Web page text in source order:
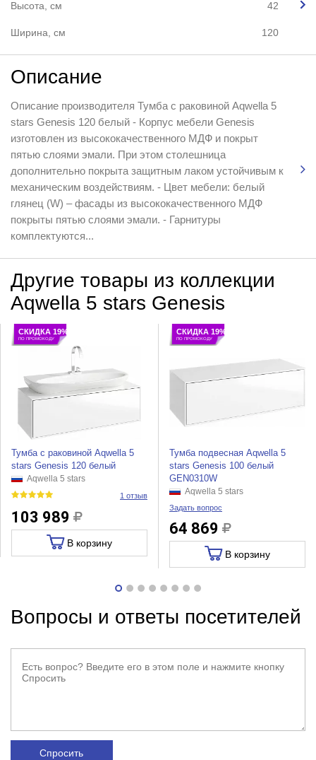
Высота, см 42
Ширина, см 120
Описание
Описание производителя Тумба с раковиной Aqwella 5
stars Genesis 120 белый - Корпус мебели Genesis
изготовлен из высококачественного МДФ и покрыт
пятью слоями эмали. При этом столешница
дополнительно покрыта защитным лаком устойчивым к
механическим воздействиям. - Цвет мебели: белый
глянец (W) – фасады из высококачественного МДФ
покрыты пятью слоями эмали. - Гарнитуры
комплектуются...
Другие товары из коллекции
Aqwella 5 stars Genesis
СКИДКА 19%
ПО ПРОМОКОДУ
Тумба с раковиной Aqwella 5
stars Genesis 120 белый
Aqwella 5 stars
1 отзыв
103 989
В корзину
СКИДКА 19%
ПО ПРОМОКОДУ
Тумба подвесная Aqwella 5
stars Genesis 100 белый
GEN0310W
Aqwella 5 stars
Задать вопрос
64 869
В корзину
Вопросы и ответы посетителей
Спросить